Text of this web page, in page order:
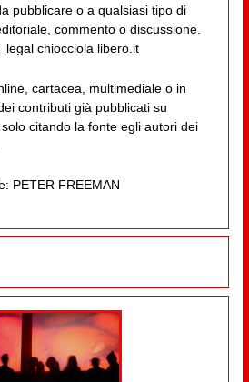
pubblicare o a qualsiasi tipo di
commento o discussione.
chiocciola libero.it
cartacea, multimediale o in
contributi già pubblicati su
citando la fonte egli autori dei
PETER FREEMAN